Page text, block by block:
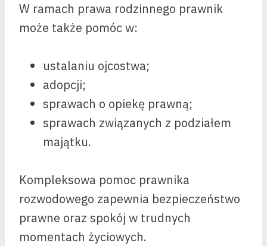
W ramach prawa rodzinnego prawnik
może także pomóc w:
ustalaniu ojcostwa;
adopcji;
sprawach o opiekę prawną;
sprawach związanych z podziałem
majątku.
Kompleksowa pomoc prawnika
rozwodowego zapewnia bezpieczeństwo
prawne oraz spokój w trudnych
momentach życiowych.